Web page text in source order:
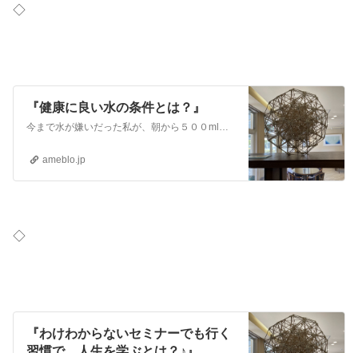
◇
『健康に良い水の条件とは？』
ameblo.jp
◇
『わけわからないセミナーでも行く